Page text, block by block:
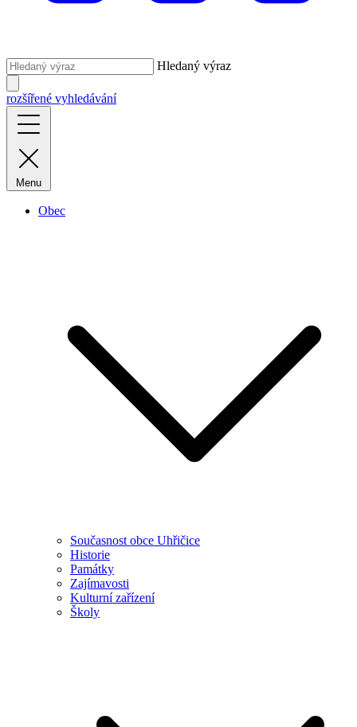
Hledaný výraz
rozšířené vyhledávání
Menu
Obec
Současnost obce Uhřičice
Historie
Památky
Zajímavosti
Kulturní zařízení
Školy